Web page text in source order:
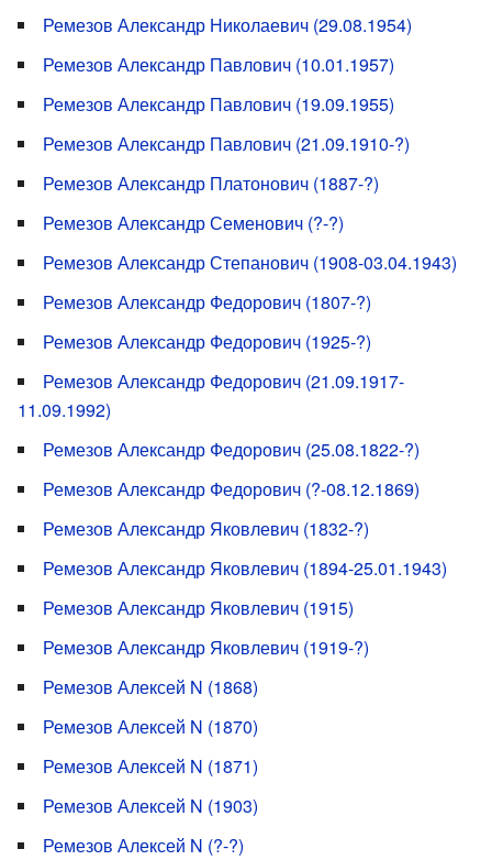
Ремезов Александр Николаевич (29.08.1954)
Ремезов Александр Павлович (10.01.1957)
Ремезов Александр Павлович (19.09.1955)
Ремезов Александр Павлович (21.09.1910-?)
Ремезов Александр Платонович (1887-?)
Ремезов Александр Семенович (?-?)
Ремезов Александр Степанович (1908-03.04.1943)
Ремезов Александр Федорович (1807-?)
Ремезов Александр Федорович (1925-?)
Ремезов Александр Федорович (21.09.1917-
11.09.1992)
Ремезов Александр Федорович (25.08.1822-?)
Ремезов Александр Федорович (?-08.12.1869)
Ремезов Александр Яковлевич (1832-?)
Ремезов Александр Яковлевич (1894-25.01.1943)
Ремезов Александр Яковлевич (1915)
Ремезов Александр Яковлевич (1919-?)
Ремезов Алексей N (1868)
Ремезов Алексей N (1870)
Ремезов Алексей N (1871)
Ремезов Алексей N (1903)
Ремезов Алексей N (?-?)